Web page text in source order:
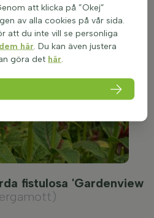
fistulosa 'Gardenview
att klicka på ”Okej”
av alla cookies på vår sida.
att du inte vill se personliga
här . Du kan även justera
göra det här